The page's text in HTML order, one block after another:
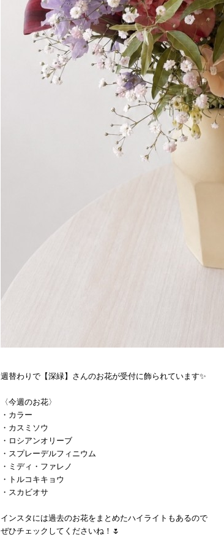
週替わりで【深緑】さんのお花が受付に飾られています✨
〈今週のお花〉
・カラー
・カスミソウ
・ロシアンオリーブ
・スプレーデルフィニウム
・ミディ・ファレノ
・トルコキキョウ
・スカビオサ
インスタには過去のお花をまとめたハイライトもあるので
ぜひチェックしてくださいね！🌷